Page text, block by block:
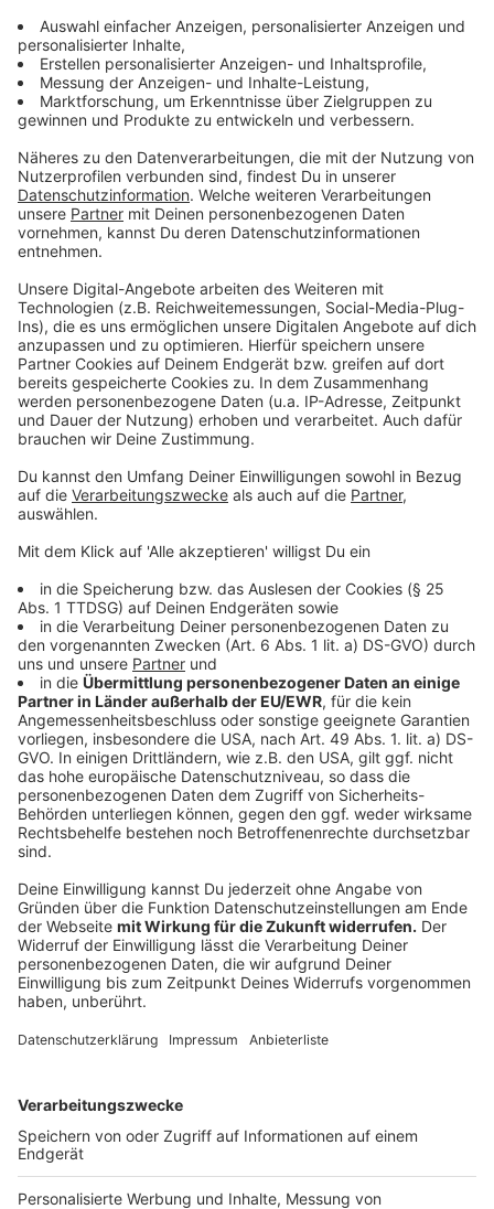
Dieser Song führte in den letzten acht Jahren zu einer
Reihe von anderen, die zusammen keinen Sinn ergaben,
aber wir sammelten weiter Songs und schrieben
weiter; wie wir es tun, in verschiedenen Hotelzimmern
Anzeige
Das neue Album von OneRepublic zum
Durchhören
Anzeige
Anzeige
Die Single "Hurt" von OneRepublic
Anzeige
Wir benötigen Ihre
Zustimmung, um den YouTube
Video-Service zu laden!
Wir verwenden einen Service eines
Drittanbieters, um Videoinhalte
einzubetten. Dieser Service kann
Daten zu Ihren Aktivitäten
sammeln. Bitte lesen Sie die
Video anzusehen.
Mehr Informationen
powered byUsercentrics Consent
OneRepublic erfreut in der Sommerzeit mit einem
Longplayer seine Fans. Mit 15 Titeln ist das sechste
Studioalbum der erfolgreichen Band auf dem Markt.
Eine der Lead-Singles: "Hurt"